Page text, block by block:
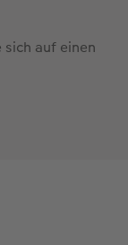
auf einen